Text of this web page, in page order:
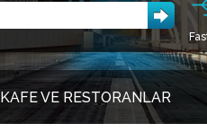
KAFE VE RESTORANLAR